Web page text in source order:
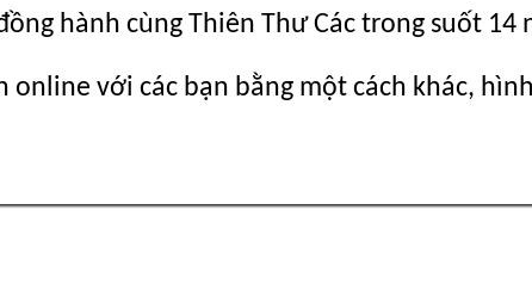
hành cùng Thiên Thư Các trong suốt 14
online với các bạn bằng một cách khác,